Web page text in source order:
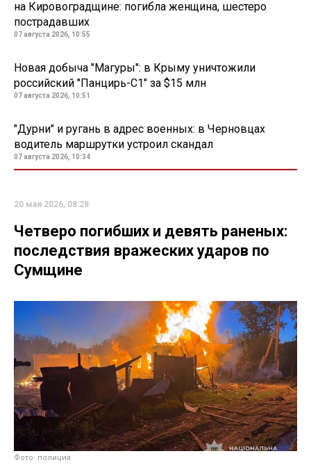
на Кировоградщине: погибла женщина, шестеро
пострадавших
07 августа 2026, 10:55
Новая добыча "Магуры": в Крыму уничтожили
российский "Панцирь-С1" за $15 млн
07 августа 2026, 10:51
"Дурни" и ругань в адрес военных: в Черновцах
водитель маршрутки устроил скандал
07 августа 2026, 10:34
20 мая 2026, 08:28
Четверо погибших и девять раненых:
последствия вражеских ударов по
Сумщине
Фото: полиция